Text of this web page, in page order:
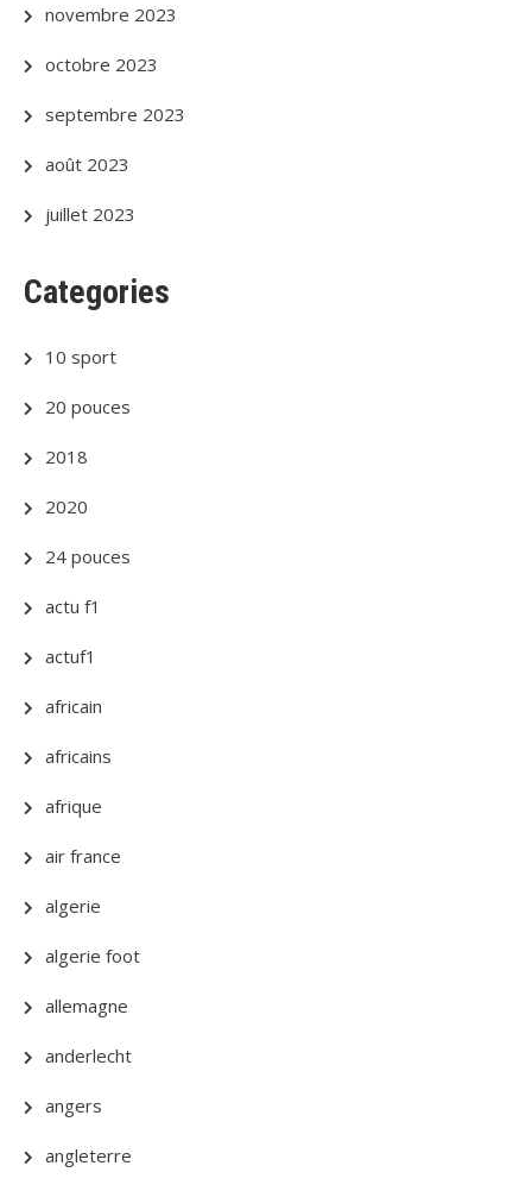
novembre 2023
octobre 2023
septembre 2023
août 2023
juillet 2023
Categories
10 sport
20 pouces
2018
2020
24 pouces
actu f1
actuf1
africain
africains
afrique
air france
algerie
algerie foot
allemagne
anderlecht
angers
angleterre